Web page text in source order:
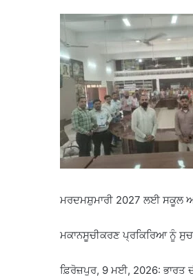
ਮਰਦਮਸ਼ੁਮਾਰੀ 2027 ਲਈ ਸਕੂਲ
ਮਕਾਨਸੂਚੀਕਰਣ ਪ੍ਰਕਿਰਿਆ ਨੂੰ
ਫ਼ਿਰੋਜ਼ਪੁਰ, 9 ਮਈ, 2026: ਭਾਰਤ